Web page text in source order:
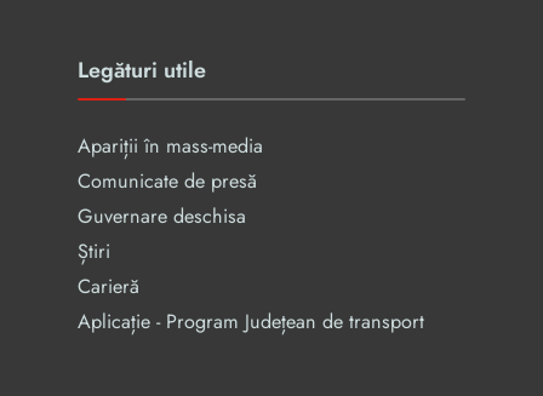
Legături utile
Apariții în mass-media
Comunicate de presă
Guvernare deschisa
Știri
Carieră
Aplicație - Program Județean de transport